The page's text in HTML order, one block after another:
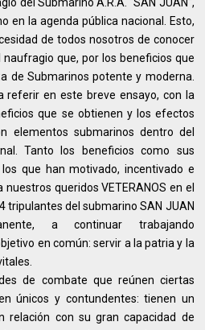
en la agenda pública nacional. Esto,
de todos nosotros de conocer
naufragio que, por los beneficios que
de Submarinos potente y moderna.
referir en este breve ensayo, con la
que se obtienen y los efectos
elementos submarinos dentro del
Tanto los beneficios como sus
que han motivado, incentivado e
queridos VETERANOS en el
tripulantes del submarino SAN JUAN
a continuar trabajando
en común: servir a la patria y la
de combate que reúnen ciertas
únicos y contundentes: tienen un
relación con su gran capacidad de